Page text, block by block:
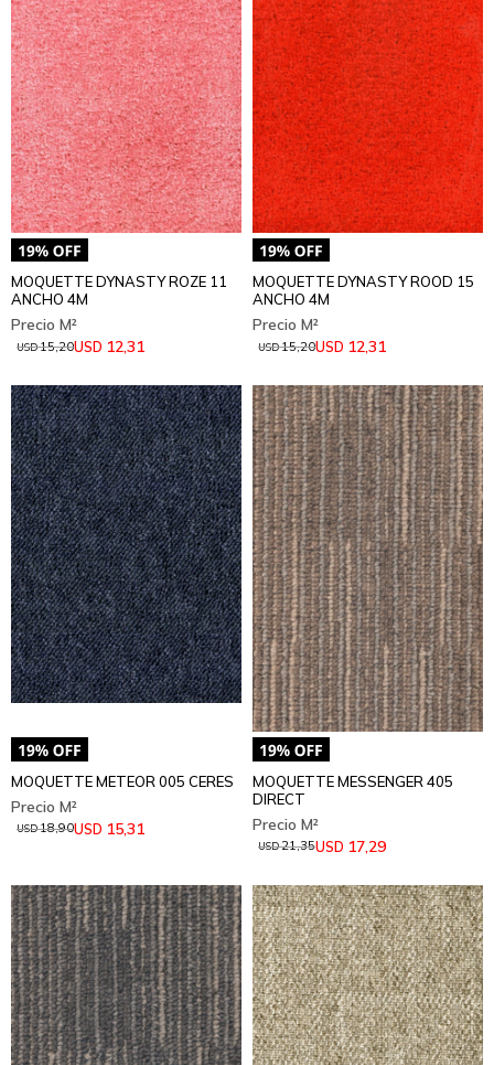
MOQUETTE DYNASTY ROZE 11
ANCHO 4M
USD 12,31
USD15,20
MOQUETTE DYNASTY ROOD 15
ANCHO 4M
USD 12,31
USD15,20
MOQUETTE METEOR 005 CERES
USD 15,31
USD18,90
MOQUETTE MESSENGER 405
DIRECT
USD 17,29
USD21,35